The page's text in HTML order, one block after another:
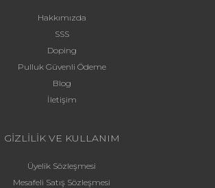
Hakkımızda
SSS
Doping
Pulluk Güvenli Ödeme
Blog
İletişim
GİZLİLİK VE KULLANIM
Üyelik Sözleşmesi
Mesafeli Satış Sözleşmesi